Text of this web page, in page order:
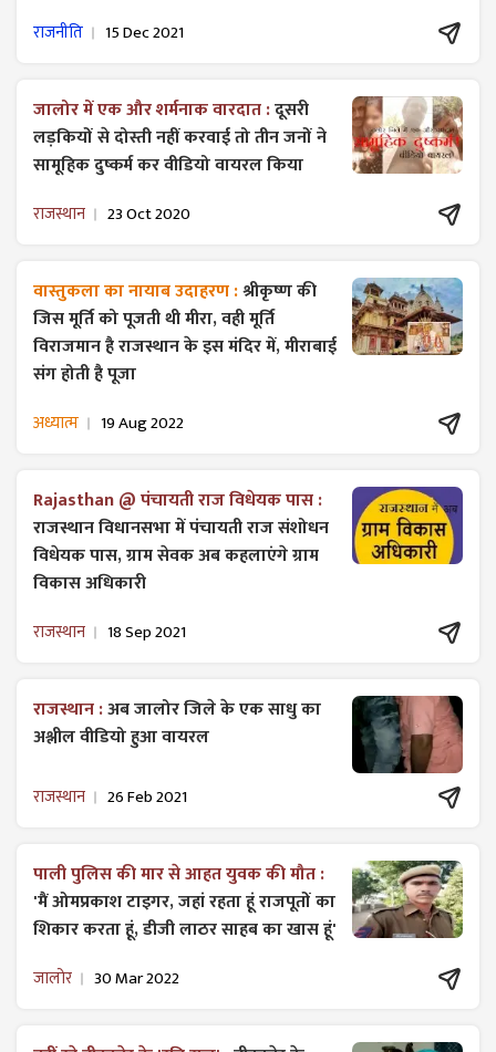
राजनीति 15 Dec 2021
जालोर में एक और शर्मनाक वारदात :दूसरी
लड़कियों से दोस्ती नहीं करवाई तो तीन जनों ने
सामूहिक दुष्कर्म कर वीडियो वायरल किया
राजस्थान 23 Oct 2020
वास्तुकला का नायाब उदाहरण :श्रीकृष्ण की
जिस मूर्ति को पूजती थी मीरा, वही मूर्ति
विराजमान है राजस्थान के इस मंदिर में, मीराबाई
संग होती है पूजा
अध्यात्म 19 Aug 2022
Rajasthan @ पंचायती राज विधेयक पास :
राजस्थान विधानसभा में पंचायती राज ​संशोधन
विधेयक पास, ग्राम सेवक अब कहलाएंगे ग्राम
विकास अधिकारी
राजस्थान 18 Sep 2021
राजस्थान :अब जालोर जिले के एक साधु का
अश्लील वीडियो हुआ वायरल
राजस्थान 26 Feb 2021
पाली पुलिस की मार से आहत युवक की मौत :
'मैं ओमप्रकाश टाइगर, जहां रहता हूं राजपूतों का
शिकार करता हूं, डीजी लाठर साहब का खास हूं'
जालोर 30 Mar 2022